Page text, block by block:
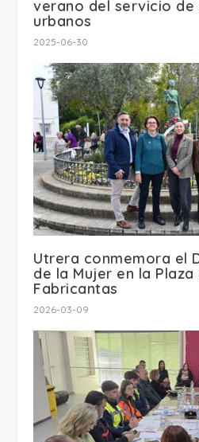
verano del servicio de
urbanos
2025-06-30
Utrera conmemora el
de la Mujer en la Plaza
Fabricantas
2026-03-09